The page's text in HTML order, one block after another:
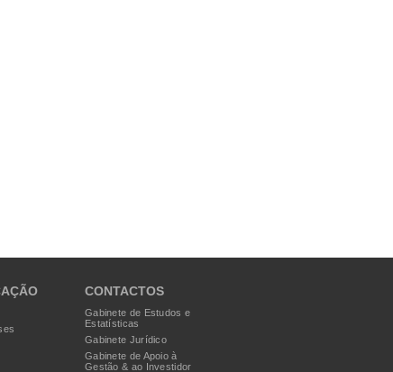
CONTACTOS
Gabinete de Estudos e
Estatísticas
Gabinete Jurídico
Gabinete de Apoio à
Gestão & ao Investidor